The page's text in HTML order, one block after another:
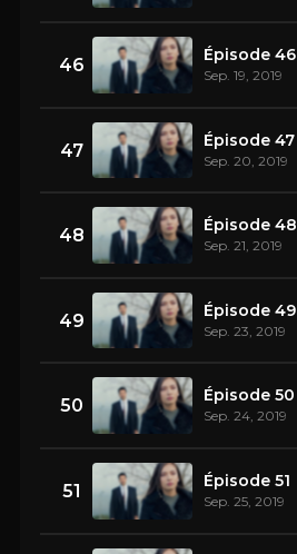
46 Épisode 46
Sep. 19, 2019
47 Épisode 47
Sep. 20, 2019
48 Épisode 48
Sep. 21, 2019
49 Épisode 49
Sep. 23, 2019
50 Épisode 50
Sep. 24, 2019
51 Épisode 51
Sep. 25, 2019